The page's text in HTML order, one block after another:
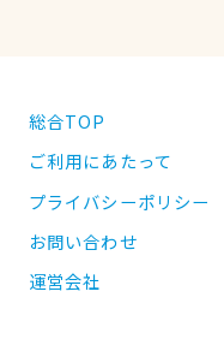
総合TOP
ご利用にあたって
プライバシーポリシー
お問い合わせ
運営会社